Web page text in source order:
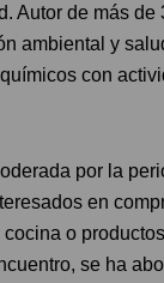
Autor de más
ambiental y
con
por la
en
o
se ha